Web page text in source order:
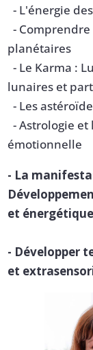
- L'énergie
- Comprendre
planétaires
- Le Karma :
lunaires et
- Les
- Astrologie
émotionnelle
- La
et énergétique
- Développer
et